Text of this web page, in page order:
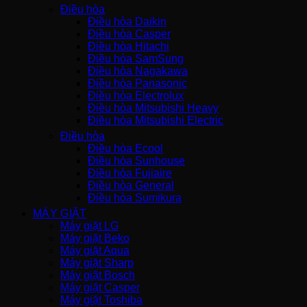
Điều hòa
Điều hòa Daikin
Điều hòa Casper
Điều hòa Hitachi
Điều hòa SamSung
Điều hòa Nagakawa
Điều hòa Panasonic
Điều hòa Electrolux
Điều hòa Mitsubishi Heavy
Điều hòa Mitsubishi Electric
Điều hòa
Điều hòa Ecool
Điều hòa Sunhouse
Điều hòa Fujiaire
Điều hòa General
Điều hòa Sumikura
MÁY GIẶT
Máy giặt LG
Máy giặt Beko
Máy giặt Aqua
Máy giặt Sharp
Máy giặt Bosch
Máy giặt Casper
Máy giặt Toshiba